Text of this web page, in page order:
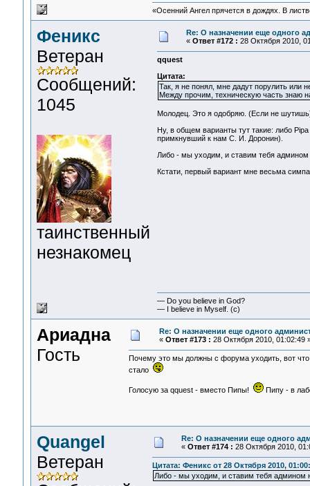
«Осенний Ангел прячется в дождях. В
Феникс
Ветеран
Сообщений:
1045
таинственный
незнакомец
Re: О назначении еще одного
« Ответ #172 : 28 Октября 2010,
qquest
Цитата:
Так, я не понял, мне дадут порулить или
Между прочим, техническую часть знаю
Молодец. Это я одобряю. (Если не
Ну, в общем варианты тут такие: либо
примкнувший к нам С. И. Доронин).
Либо - мы уходим, и ставим тебя
Кстати, первый вариант мне весьма
— Do you believe in God?
— I believe in Myself. (c)
Ариадна
Гость
Re: О назначении еще одного
« Ответ #173 : 28 Октября 2010, 01:02:49
Почему это мы должны с форума уходить, вот что
стало
Голосую за qquest - вместо Пипы! Пипу - в
Quangel
Ветеран
Re: О назначении еще одного
« Ответ #174 : 28 Октября 2010,
Цитата: Феникс от 28 Октября 2010,
Либо - мы уходим, и ставим тебя админом